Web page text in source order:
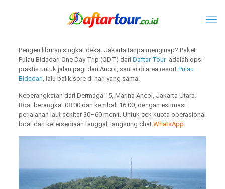
Pengen liburan singkat dekat Jakarta tanpa menginap? Paket
Pulau Bidadari One Day Trip (ODT) dari Daftar Touradalah opsi
praktis untuk jalan pagi dari Ancol, santai di area resort Pulau
Bidadari, lalu balik sore di hari yang sama.
Keberangkatan dari Dermaga 15, Marina Ancol, Jakarta Utara.
Boat berangkat 08.00 dan kembali 16.00, dengan estimasi
perjalanan laut sekitar 30–60 menit. Untuk cek kuota operasional
boat dan ketersediaan tanggal, langsung chat WhatsApp.